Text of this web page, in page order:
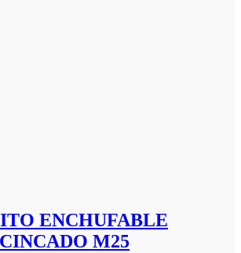
ENCHUFABLE
M25